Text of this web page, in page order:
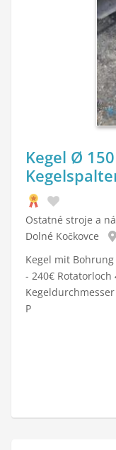
Kegel Ø
Ostatné stroje a
Dolné Kočkovce
Kegel mit
- 240€ Rotatorloch
P